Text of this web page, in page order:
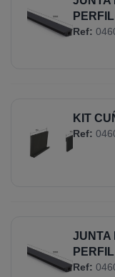
Ref:
KIT
Ref:
JUNTA
Ref: